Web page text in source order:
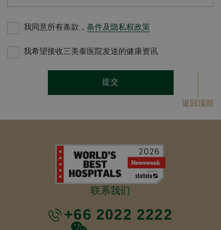
我同意所有条款， 条件及隐私权政策
我希望接收三美泰医院发送的健康资讯
提交
返回顶部
联系我们
+66 2022 2222